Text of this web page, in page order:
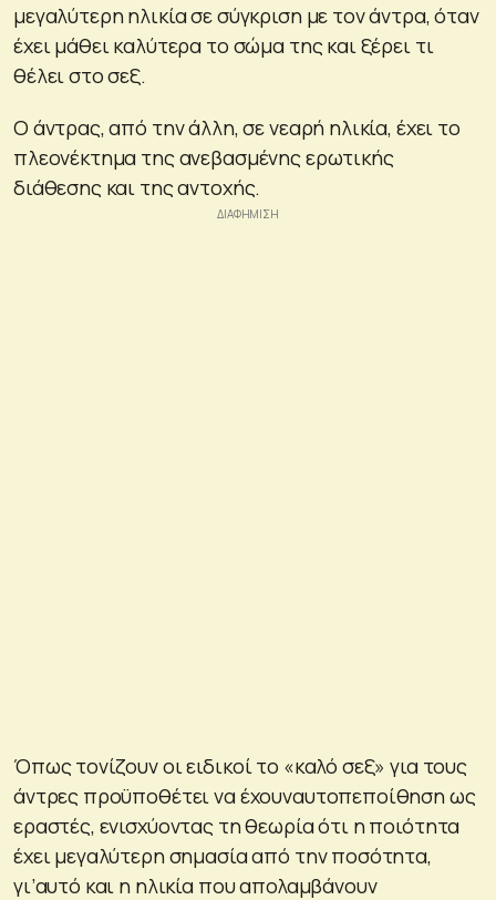
μεγαλύτερη ηλικία σε σύγκριση με τον άντρα, όταν
έχει μάθει καλύτερα το σώμα της και ξέρει τι
θέλει στο σεξ.
Ο άντρας, από την άλλη, σε νεαρή ηλικία, έχει το
πλεονέκτημα της ανεβασμένης ερωτικής
διάθεσης και της αντοχής.
Όπως τονίζουν οι ειδικοί το «καλό σεξ» για τους
άντρες προϋποθέτει να έχουναυτοπεποίθηση ως
εραστές, ενισχύοντας τη θεωρία ότι η ποιότητα
έχει μεγαλύτερη σημασία από την ποσότητα,
γι’αυτό και η ηλικία που απολαμβάνουν